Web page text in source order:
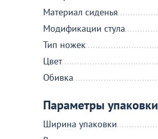
Материал сиденья
Модификации стула
Тип ножек
Цвет
Обивка
Параметры упаковки
Ширина упаковки